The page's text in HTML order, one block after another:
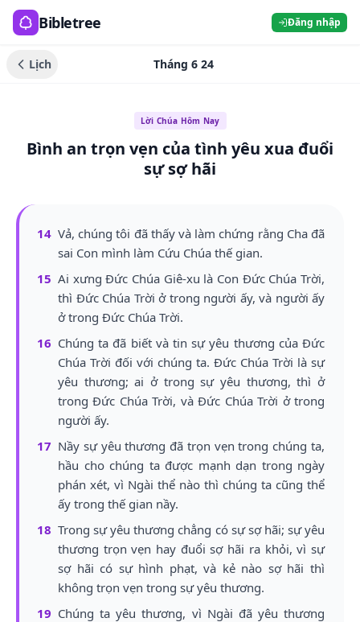
Bibletree Đăng nhập
Lịch Tháng 6 24
Lời Chúa Hôm Nay
Bình an trọn vẹn của tình yêu xua đuổi
sự sợ hãi
14 Vả, chúng tôi đã thấy và làm chứng rằng Cha đã
sai Con mình làm Cứu Chúa thế gian.
15 Ai xưng Đức Chúa Giê-xu là Con Đức Chúa Trời,
thì Đức Chúa Trời ở trong người ấy, và người ấy
ở trong Đức Chúa Trời.
16 Chúng ta đã biết và tin sự yêu thương của Đức
Chúa Trời đối với chúng ta. Đức Chúa Trời là sự
yêu thương; ai ở trong sự yêu thương, thì ở
trong Đức Chúa Trời, và Đức Chúa Trời ở trong
người ấy.
17 Nầy sự yêu thương đã trọn vẹn trong chúng ta,
hầu cho chúng ta được mạnh dạn trong ngày
phán xét, vì Ngài thể nào thì chúng ta cũng thể
ấy trong thế gian nầy.
18 Trong sự yêu thương chẳng có sự sợ hãi; sự yêu
thương trọn vẹn hay đuổi sợ hãi ra khỏi, vì sự
sợ hãi có sự hình phạt, và kẻ nào sợ hãi thì
không trọn vẹn trong sự yêu thương.
19 Chúng ta yêu thương, vì Ngài đã yêu thương